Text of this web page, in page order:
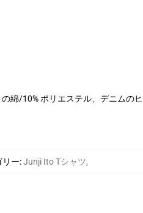
綿/10% ポリエステル、デニムの
リー:Junji Ito Tシャツ,